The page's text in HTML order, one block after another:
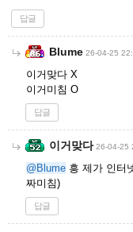
답글
Blume 26-04-25
이거맞다 X
이거미침 O
답글
이거맞다 26-04-25
@Blume 흥 제가 인터
짜미침)
답글